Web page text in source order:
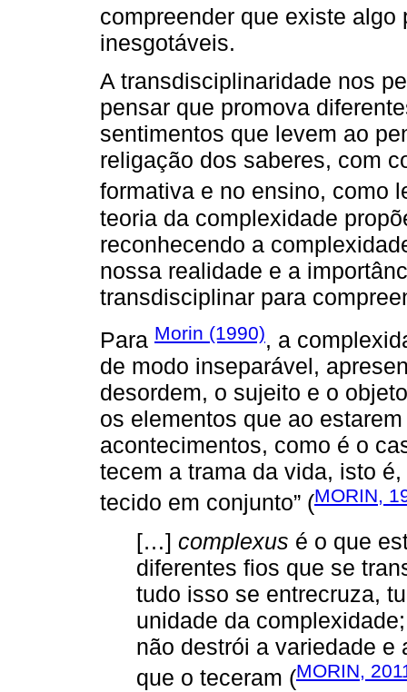
compreender que existe
inesgotáveis.
A transdisciplinaridade nos
pensar que promova
sentimentos que levem ao
religação dos saberes, com
formativa e no ensino, como
teoria da complexidade
reconhecendo a
nossa realidade e a
transdisciplinar para
Para Morin (1990), a
de modo inseparável,
desordem, o sujeito e o
os elementos que ao
acontecimentos, como é o
tecem a trama da vida, isto
tecido em conjunto” (MORIN,
[…] complexus é o que
diferentes fios que se
tudo isso se entrecruza,
unidade da
não destrói a variedade
que o teceram (MORIN,